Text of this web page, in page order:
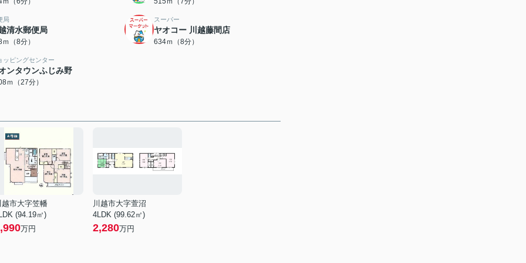
局
清水郵便局
（8分）
スーパー
ヤオコー 川越藤間店
634ｍ（8分）
ッピングセンター
ンタウンふじみ野
ｍ（27分）
越市大字笠幡
(94.19㎡)
万円
川越市大字萱沼
4LDK (99.62㎡)
2,280万円